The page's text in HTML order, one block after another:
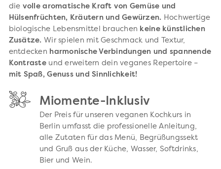
die volle aromatische Kraft von Gemüse und
Hülsenfrüchten, Kräutern und Gewürzen. Hochwertige
biologische Lebensmittel brauchen keine künstlichen
Zusätze. Wir spielen mit Geschmack und Textur,
entdecken harmonische Verbindungen und spannende
Kontrasteund erweitern dein veganes Repertoire –
mit Spaß, Genuss und Sinnlichkeit!
Miomente-Inklusiv
Der Preis für unseren veganen Kochkurs in
Berlin umfasst die professionelle Anleitung,
alle Zutaten für das Menü, Begrüßungssekt
und Gruß aus der Küche, Wasser, Softdrinks,
Bier und Wein.